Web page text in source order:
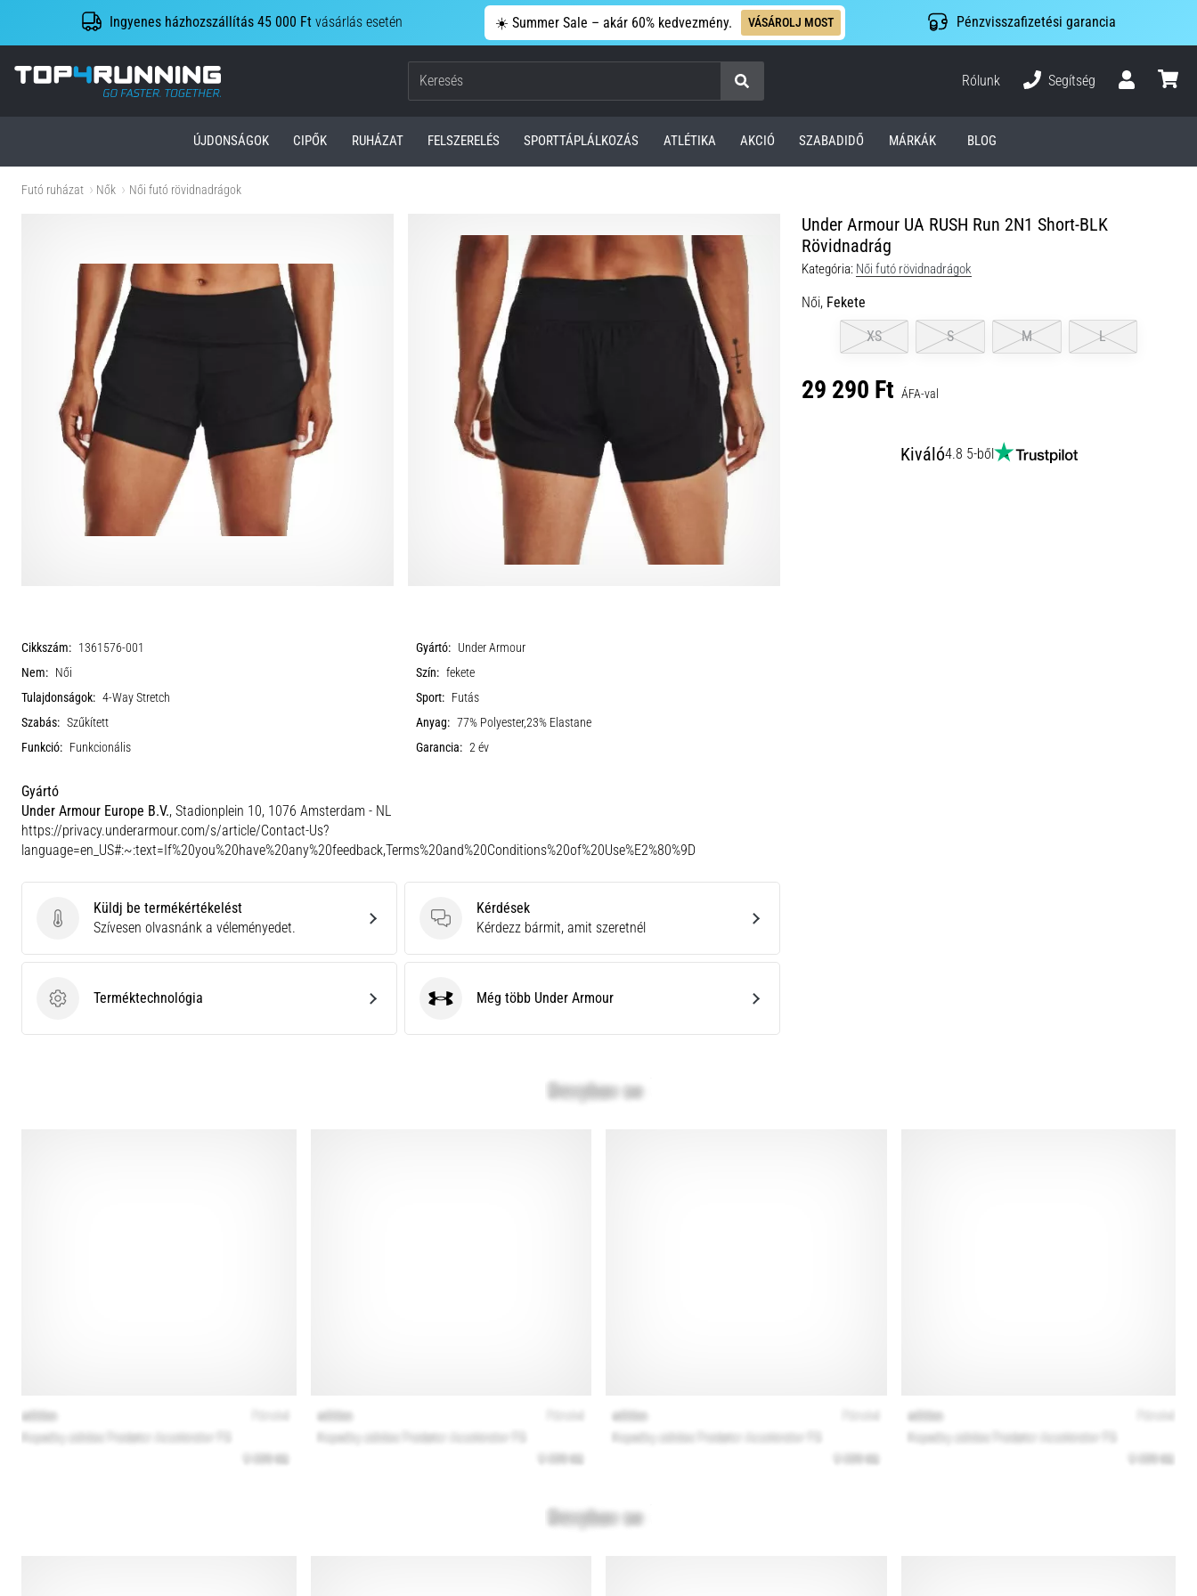
Ingyenes házhozszállítás 45 000 Ft vásárlás esetén ☀️ Summer Sale – akár 60% kedvezmény. VÁSÁROLJ MOST Pénzvisszafizetési garancia
Top4Running.hu
Keresés
Rólunk
Segítség
ÚJDONSÁGOK CIPŐK RUHÁZAT FELSZERELÉS SPORTTÁPLÁLKOZÁS ATLÉTIKA AKCIÓ SZABADIDŐ MÁRKÁK BLOG
Futó ruházat Nők Női futó rövidnadrágok
Under Armour UA RUSH Run 2N1 Short-BLK
Rövidnadrág
Kategória: Női futó rövidnadrágok
Női, Fekete
XS
S M L
29 290 Ft ÁFA-val
Kiváló4.8 5-ből
Cikkszám: 1361576-001 Gyártó: Under Armour
Nem: Női Szín: fekete
Tulajdonságok: 4-Way Stretch Sport: Futás
Szabás: Szűkített Anyag: 77% Polyester,23% Elastane
Funkció: Funkcionális Garancia: 2 év
Gyártó
Under Armour Europe B.V., Stadionplein 10, 1076 Amsterdam - NL
https://privacy.underarmour.com/s/article/Contact-Us?
language=en_US#:~:text=If%20you%20have%20any%20feedback,Terms%20and%20Conditions%20of%20Use%E2%80%9D
Küldj be termékértékelést
Küldj be termékértékelést
Szívesen olvasnánk a véleményedet.
Kérdések
Kérdések
Kérdezz bármit, amit szeretnél
Terméktechnológia
Terméktechnológia Under ArmourMég több Under Armour